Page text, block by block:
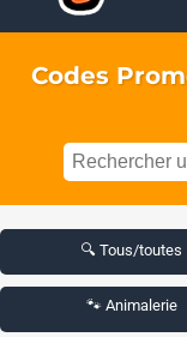
Codes
🔍 Tous/toutes
🐾 Animalerie